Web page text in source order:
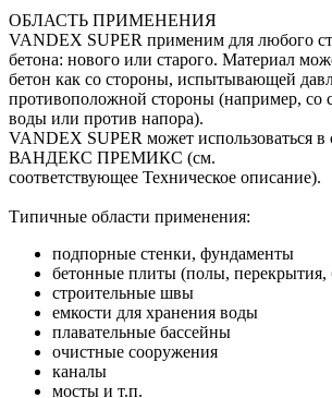
ОБЛАСТЬ ПРИМЕНЕНИЯ
VANDEX SUPER применим для любого
бетона: нового или старого. Материал
бетон как со стороны, испытывающей
противоположной стороны (например, со
воды или против напора).
VANDEX SUPER может использоваться в
ВАНДЕКС ПРЕМИКС (см.
соответствующее Техническое описание).
Типичные области применения:
подпорные стенки, фундаменты
бетонные плиты (полы, перекрытия,
строительные швы
емкости для хранения воды
плавательные бассейны
очистные сооружения
каналы
мосты и т.п.